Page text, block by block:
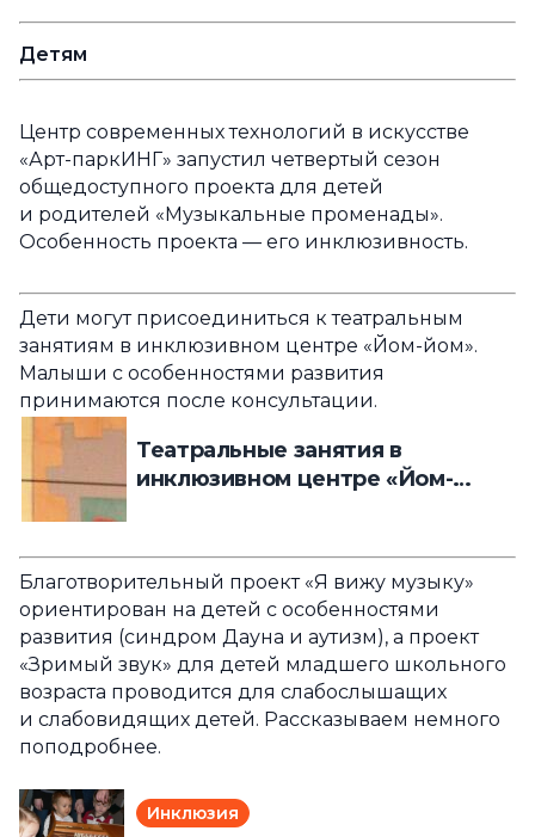
Детям
Центр современных технологий в искусстве
«Арт-паркИНГ» запустил четвертый сезон
общедоступного проекта для детей
и родителей «Музыкальные променады».
Особенность проекта — его инклюзивность.
Дети могут присоединиться к театральным
занятиям в инклюзивном центре «Йом-йом».
Малыши с особенностями развития
принимаются после консультации.
Театральные занятия в
инклюзивном центре «Йом-
Благотворительный проект «Я вижу музыку»
ориентирован на детей с особенностями
развития (синдром Дауна и аутизм), а проект
«Зримый звук» для детей младшего школьного
возраста проводится для слабослышащих
и слабовидящих детей. Рассказываем немного
поподробнее.
Инклюзия